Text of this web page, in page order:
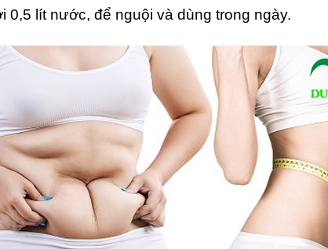
0,5 lít nước, để nguội và dùng trong ngày.